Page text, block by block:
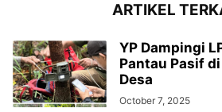
ARTIKEL
YP Dampingi
Pantau Pasif
Desa
October 7, 2025